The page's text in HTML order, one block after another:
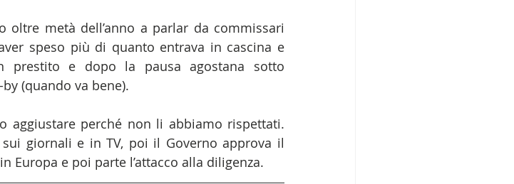
oltre metà dell’anno a parlar da commissari
speso più di quanto entrava in cascina e
prestito e dopo la pausa agostana sotto
(quando va bene).
aggiustare perché non li abbiamo rispettati.
giornali e in TV, poi il Governo approva il
Europa e poi parte l’attacco alla diligenza.